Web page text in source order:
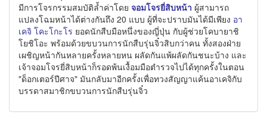
มีการโจรกรรมสมบัติล้ำค่าโดย จอมโจรยี่สิบหน้า ผู้สามารถ
แปลงโฉมหน้าได้ต่างกันถึง 20 แบบ ผู้ที่จะปราบมันได้มีเพียง อา
เคจิ โคะโกะโร ยอดนักสืบมือหนึ่งของญี่ปุ่น กับผู้ช่วยโคบายาชิ
โยชิโอะ พร้อมด้วยขบวนการนักสืบรุ่นจิ๋วสิบกว่าคน ทั้งสองฝ่าย
เผชิญหน้ากันหลายครั้งหลายหน ผลัดกันแพ้ผลัดกันชนะบ้าง และ
เจ้าจอมโจรยี่สิบหน้าก็รอดพ้นเงื้อมมือตำรวจไปได้ทุกครั้งในตอน
"ด็อกเตอร์ปีศาจ" มันกลับมาอีกครั้งเพื่อทวงสัญญาแค้นอาเคจิกับ
บรรดาสมาชิกขบวนการนักสืบรุ่นจิ๋ว